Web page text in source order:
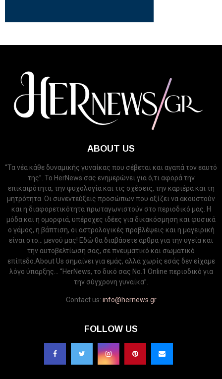
ABOUT US
“Τα νέα κάθε δυναμικής γυναίκας που σέβεται και αγαπά τον εαυτό
της”. Το HerNews σας ενημερώνει για ό,τι αφορά την
επικαιρότητα, την ψυχολογία και τις σχέσεις, την καριέρα και τη
μητρότητα. Οι συνεντεύξεις προσώπων που αξίζει να ακουστούν
και η διαφορετικότητα πρωταγωνιστούν στο περιοδικό μας. Η
μόδα και η ομορφιά, υπέροχες ιδέες για δικακόσμηση και φυσικά
ο γάμος, η βάπτιση, οι αστρολογικές προβλέψεις και η μαγειρική
είναι στο... μενού μας! Εδώ θα διαβάσετε άρθρα για την υγεία και
την αυτοβελτίωση σας, σε πνευματικό και σωματικό
επίπεδο.About Us σημαίνει για εμάς, αλλά χωρίς εσάς δεν είχαμε
λόγο ύπαρξης... “HerNews, το δικό σας Νo.1 Online περιοδικό για
την σύγχρονη γυναίκα”.
Contact us: info@hernews.gr
FOLLOW US